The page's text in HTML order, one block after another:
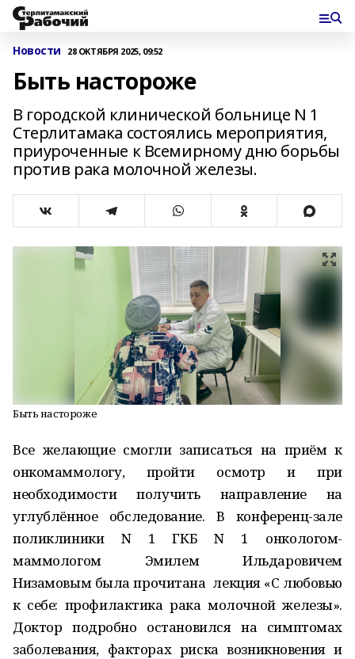
Новости 28 ОКТЯБРЯ 2025, 09:52
Быть настороже
В городской клинической больнице N 1
Стерлитамака состоялись мероприятия,
приуроченные к Всемирному дню борьбы
против рака молочной железы.
Быть настороже
Все желающие смогли записаться на приём к
онкомаммологу, пройти осмотр и при
необходимости получить направление на
углублённое обследование. В конференц-зале
поликлиники N 1 ГКБ N 1 онкологом-
маммологом Эмилем Ильдаровичем
Низамовым была прочитана лекция «С любовью
к себе: профилактика рака молочной железы».
Доктор подробно остановился на симптомах
заболевания, факторах риска возникновения и